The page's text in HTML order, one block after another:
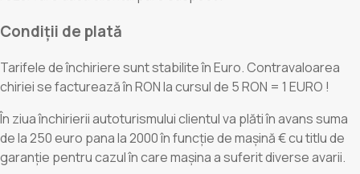
Condiții de plată
Tarifele de închiriere sunt stabilite în Euro. Contravaloarea
chiriei se facturează în RON la cursul de 5 RON = 1 EURO !
În ziua închirierii autoturismului clientul va plăti în avans suma
de la 250 euro pana la 2000 în funcție de mașină € cu titlu de
garanție pentru cazul în care mașina a suferit diverse avarii.